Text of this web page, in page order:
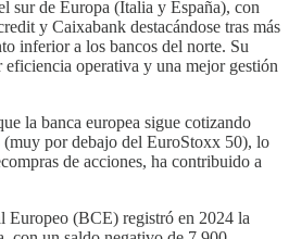
sur de Europa (Italia y España), con
y Caixabank destacándose tras más
inferior a los bancos del norte. Su
eficiencia operativa y una mejor gestión
la banca europea sigue cotizando
(muy por debajo del EuroStoxx 50), lo
de acciones, ha contribuido a
Europeo (BCE) registró en 2024 la